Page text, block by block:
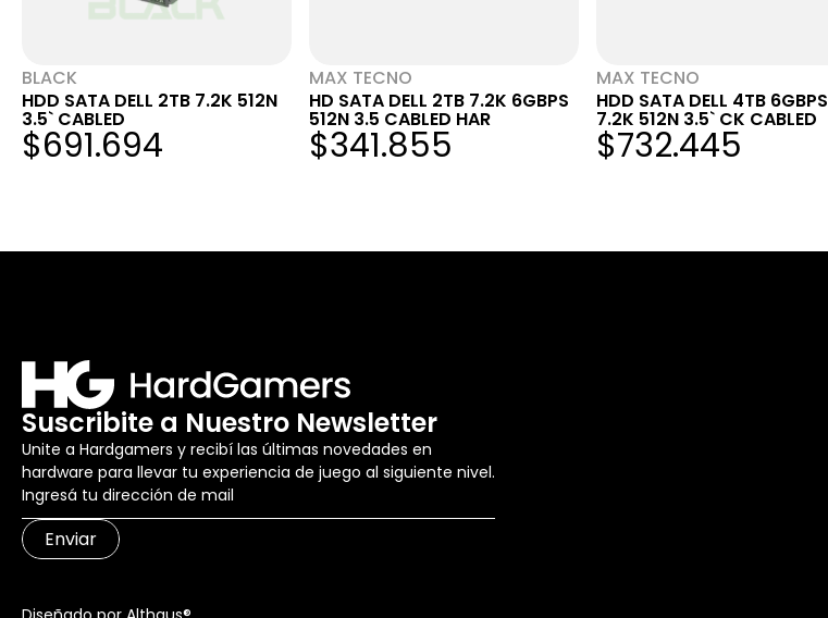
BLACK
HDD SATA DELL 2TB 7.2K 512N
3.5` CABLED
$691.694
MAX TECNO
HD SATA DELL 2TB 7.2K 6GBPS
512N 3.5 CABLED HAR
$341.855
MAX TECNO
HDD SATA DELL 4TB 6GBPS
7.2K 512N 3.5` CK CABLED
$732.445
Suscribite a Nuestro Newsletter
Unite a Hardgamers y recibí las últimas novedades en
hardware para llevar tu experiencia de juego al siguiente nivel.
Enviar